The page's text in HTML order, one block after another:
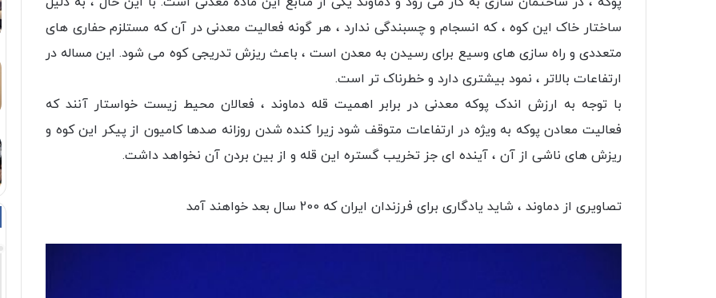
ساختار خاک این کوه ، که انسجام و چسبندگی ندارد ، هر گونه فعالیت معدنی در آن که مستلزم حفاری های
متعددی و راه سازی های وسیع برای رسیدن به معدن است ، باعث ریزش تدریجی کوه می شود. این مساله در
ارتفاعات بالاتر ، نمود بیشتری دارد و خطرناک تر است.
با توجه به ارزش اندک پوکه معدنی در برابر اهمیت قله دماوند ، فعالان محیط زیست خواستار آنند که
فعالیت معادن پوکه به ویژه در ارتفاعات متوقف شود زیرا کنده شدن روزانه صدها کامیون از پیکر این کوه و
ریزش های ناشی از آن ، آینده ای جز تخریب گستره این قله و از بین بردن آن نخواهد داشت.
تصاویری از دماوند ، شاید یادگاری برای فرزندان ایران که 200 سال بعد خواهند آمد